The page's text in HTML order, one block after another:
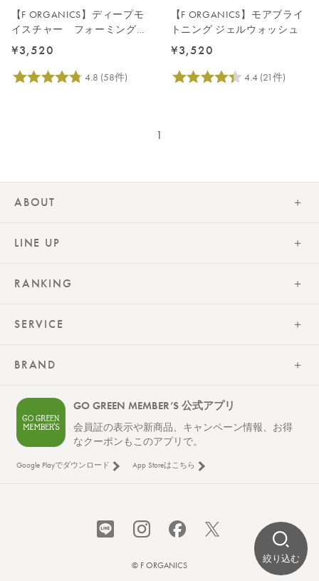
絞り込む
【F ORGANICS】ディープモ
イスチャー フォーミングウ
ォッシュ 150ｍL
¥3,520
【F ORGANICS】モアブライ
トニング ジェルウォッシュ
¥3,520
1
ABOUT
LINE UP
RANKING
SERVICE
BRAND
GO GREEN MEMBER’S 公式アプリ
会員証の表示や新商品、キャンペーン情報、お得
なクーポンもこのアプリで。
Google Playでダウンロード App Storeはこちら
© F ORGANICS